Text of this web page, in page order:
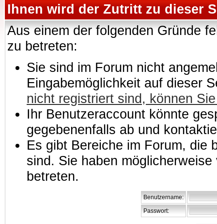
Ihnen wird der Zutritt zu dieser
Aus einem der folgenden Gründe
zu betreten:
Sie sind im Forum nicht
Eingabemöglichkeit auf dieser
nicht registriert sind, können
Ihr Benutzeraccount könnte
gegebenenfalls ab und
Es gibt Bereiche im Forum, die
sind. Sie haben
betreten.
Benutzername:
Passwort: